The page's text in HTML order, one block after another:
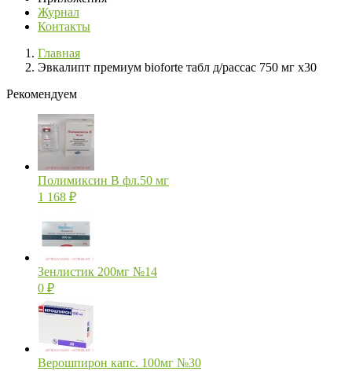
Журнал
Контакты
Главная
Эвкалипт премиум bioforte табл д/рассас 750 мг х30
Рекомендуем
Полимиксин В фл.50 мг
1 168 ₽
Зенлистик 200мг №14
0 ₽
Верошпирон капс. 100мг №30